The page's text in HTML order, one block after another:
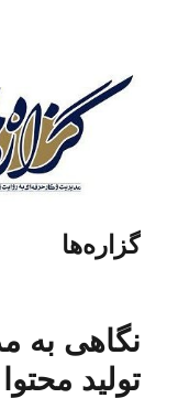
گزاره‌ها
نگاهی به
تولید